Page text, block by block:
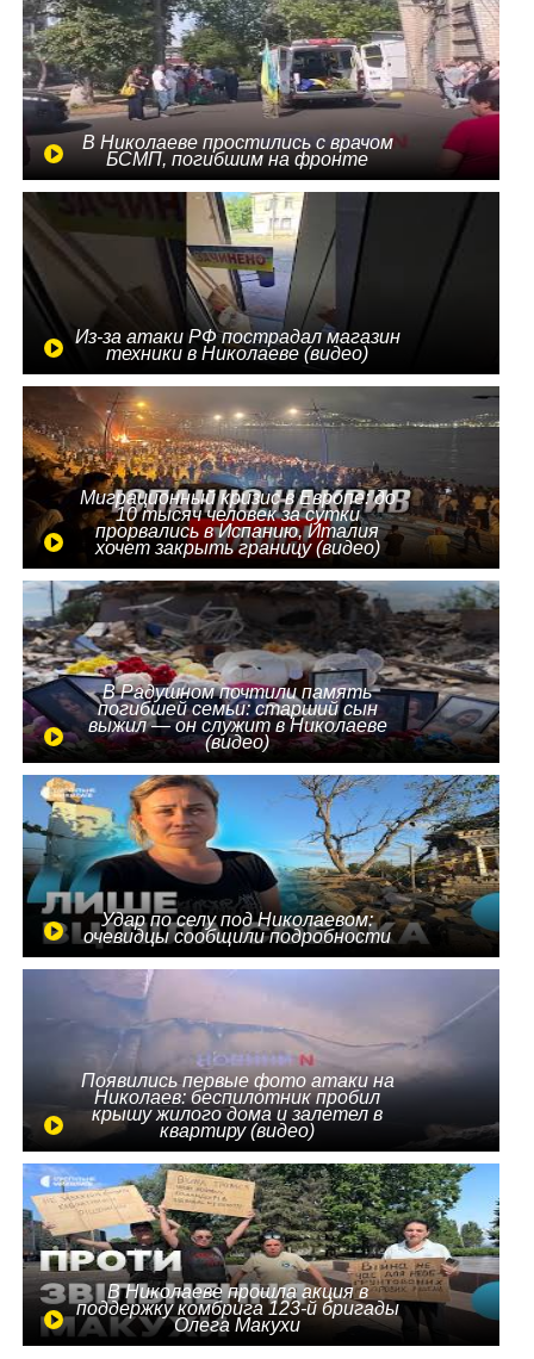
В Николаеве простились с врачом
БСМП, погибшим на фронте
Из-за атаки РФ пострадал магазин
техники в Николаеве (видео)
Миграционный кризис в Европе: до
10 тысяч человек за сутки
прорвались в Испанию, Италия
хочет закрыть границу (видео)
В Радушном почтили память
погибшей семьи: старший сын
выжил — он служит в Николаеве
(видео)
Удар по селу под Николаевом:
очевидцы сообщили подробности
Появились первые фото атаки на
Николаев: беспилотник пробил
крышу жилого дома и залетел в
квартиру (видео)
В Николаеве прошла акция в
поддержку комбрига 123-й бригады
Олега Макухи